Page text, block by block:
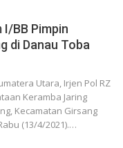
I/BB Pimpin
di Danau Toba
Utara, Irjen Pol RZ
Keramba Jaring
Kecamatan Girsang
(13/4/2021).…